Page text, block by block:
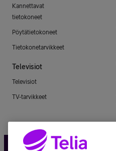
Kannettavat
tietokoneet
Pöytätietokoneet
Tietokonetarvikkeet
Televisiot
Televisiot
TV-tarvikkeet